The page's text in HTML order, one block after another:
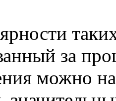
за
можно